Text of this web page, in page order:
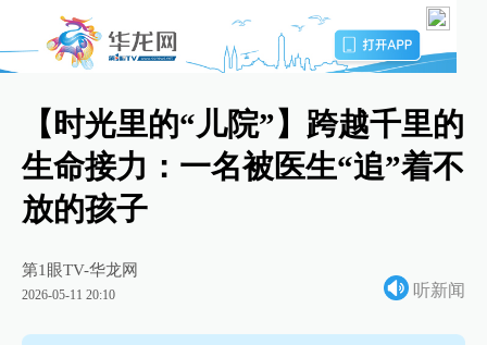
【时光里的“儿院”】跨越千里的
生命接力：一名被医生“追”着不
放的孩子
第1眼TV-华龙网
2026-05-11 20:10 听新闻